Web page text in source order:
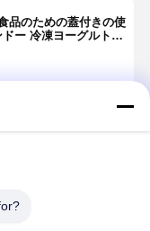
品のための蓋付きの使
ー 冷凍ヨーグルトス